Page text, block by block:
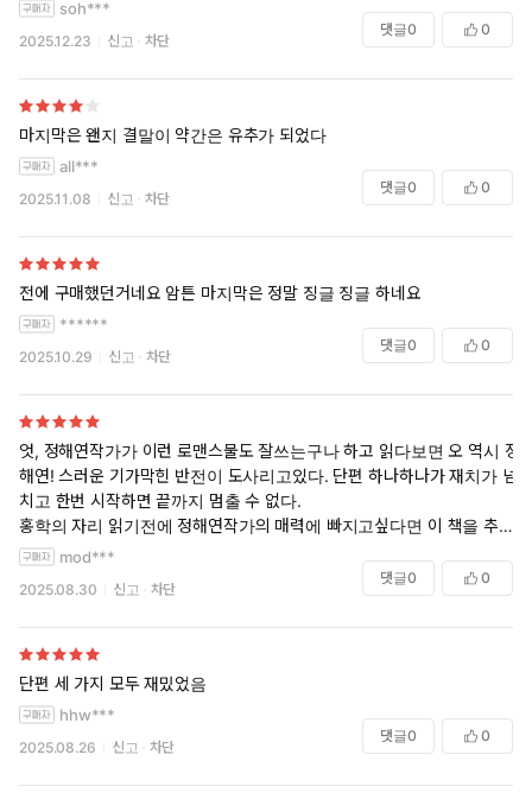
게 잔인한 내 집으로.
특히 세 편 모두 어느 하나 느슨한 구석 없이, 마지막 장을 덮을 때까지 긴
가족애를 강요하는 뻔한 이야기에 지치셨다면, 혹은 가장 가까운 타인들
의 서늘한 민낯을 확인하고 싶다면 일독을 권합니다. 책을 덮고 나면 옆방
에서 자고 있는 가족이 조금 낯설게 느껴질지도 모르겠네요.
단편마다 짧지만 재미있게 읽었어요
soh***
2025.12.23 신고 차단
댓글0 0
마지막은 왠지 결말이 약간은 유추가 되었다
all***
2025.11.08 신고 차단
댓글0 0
전에 구매했던거네요 암튼 마지막은 정말 징글 징글 하네요
******
2025.10.29 신고 차단
댓글0 0
엇, 정해연작가가 이런 로맨스물도 잘쓰는구나 하고 읽다보면 오 역시 정
해연! 스러운 기가막힌 반전이 도사리고있다. 단편 하나하나가 재치가 넘
치고 한번 시작하면 끝까지 멈출 수 없다.
홍학의 자리 읽기전에 정해연작가의 매력에 빠지고싶다면 이 책을 추천
한다. mod***
2025.08.30 신고 차단
댓글0 0
단편 세 가지 모두 재밌었음
hhw***
2025.08.26 신고 차단
댓글0 0